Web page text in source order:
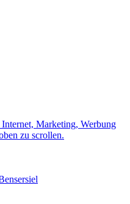
Marketing, Werbung
zu scrollen.